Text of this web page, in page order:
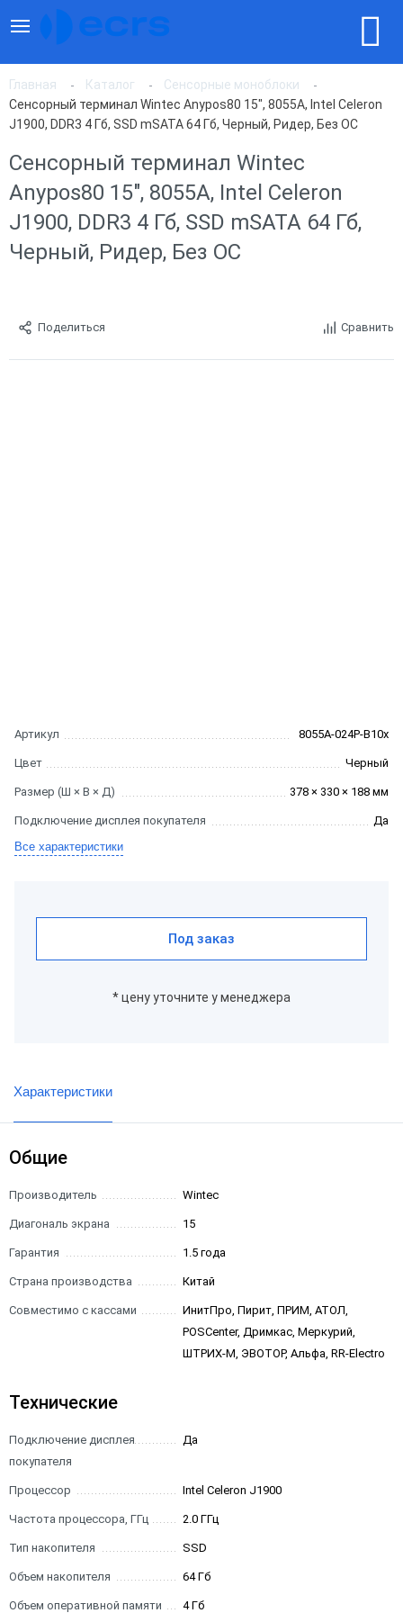
Главная Каталог
Сенсорные моноблоки
Сенсорный терминал Wintec Anypos80 15", 8055A, Intel Celeron
J1900, DDR3 4 Гб, SSD mSATA 64 Гб, Черный, Ридер, Без ОС
Сенсорный терминал Wintec
Anypos80 15", 8055A, Intel Celeron
J1900, DDR3 4 Гб, SSD mSATA 64 Гб,
Черный, Ридер, Без ОС
Поделиться Сравнить
Артикул 8055A-024P-B10x
Цвет Черный
Размер (Ш × В × Д) 378 × 330 × 188 мм
Подключение дисплея покупателя
Да
Все характеристики
Под заказ
* цену уточните у менеджера
Характеристики
Общие
Производитель Wintec
Диагональ экрана 15
Гарантия 1.5 года
Страна производства Китай
Совместимо с кассами
ИнитПро, Пирит, ПРИМ, АТОЛ,
POSCenter, Дримкас, Меркурий,
ШТРИХ-М, ЭВОТОР, Альфа, RR-Electro
Технические
Подключение дисплея
покупателя
Да
Процессор Intel Celeron J1900
Частота процессора, ГГц 2.0 ГГц
Тип накопителя SSD
Объем накопителя 64 Гб
Объем оперативной памяти 4 Гб